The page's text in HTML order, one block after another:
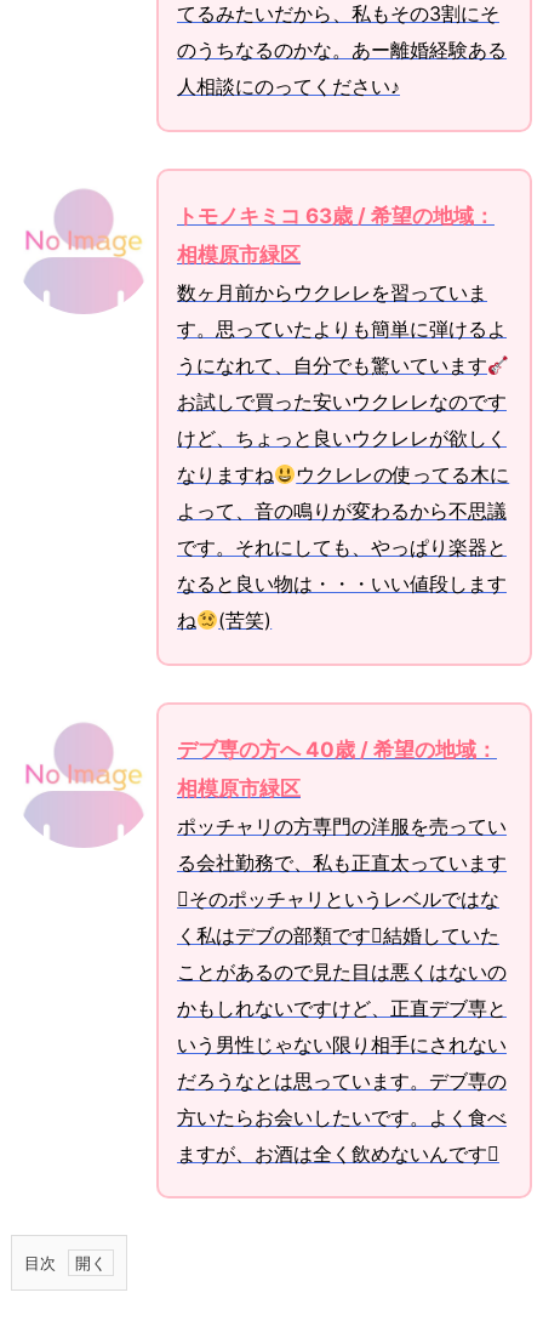
てるみたいだから、私もその3割にそ
のうちなるのかな。あー離婚経験ある
人相談にのってください♪
トモノキミコ 63歳 / 希望の地域：
相模原市緑区
数ヶ月前からウクレレを習っていま
す。思っていたよりも簡単に弾けるよ
うになれて、自分でも驚いています
お試しで買った安いウクレレなのです
けど、ちょっと良いウクレレが欲しく
なりますね
ウクレレの使ってる木に
よって、音の鳴りが変わるから不思議
です。それにしても、やっぱり楽器と
なると良い物は・・・いい値段します
ね
(苦笑)
デブ専の方へ 40歳 / 希望の地域：
相模原市緑区
ポッチャリの方専門の洋服を売ってい
る会社勤務で、私も正直太っています
そのポッチャリというレベルではな
く私はデブの部類です結婚していた
ことがあるので見た目は悪くはないの
かもしれないですけど、正直デブ専と
いう男性じゃない限り相手にされない
だろうなとは思っています。デブ専の
方いたらお会いしたいです。よく食べ
ますが、お酒は全く飲めないんです
目次
1.